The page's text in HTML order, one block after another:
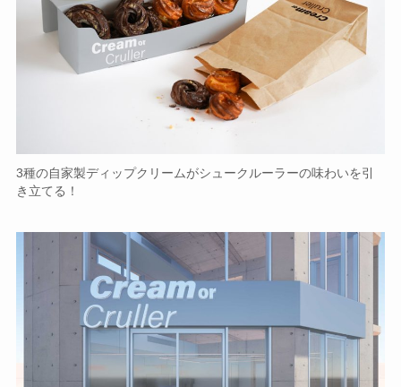
3種の自家製ディップクリームがシュークルーラーの味わいを引
き立てる！